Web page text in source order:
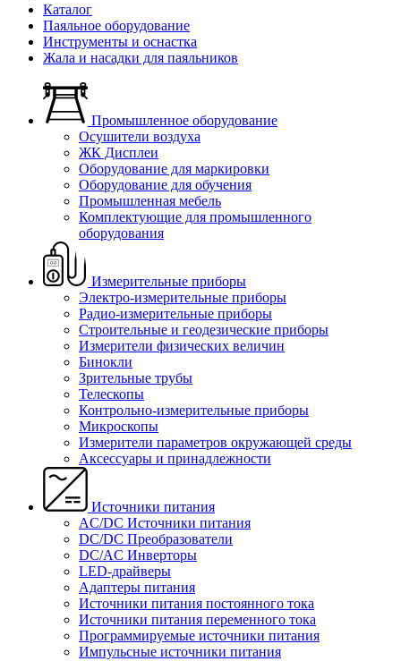
Каталог
Паяльное оборудование
Инструменты и оснастка
Жала и насадки для паяльников
Промышленное оборудование
Осушители воздуха
ЖК Дисплеи
Оборудование для маркировки
Оборудование для обучения
Промышленная мебель
Комплектующие для промышленного
оборудования
Измерительные приборы
Электро-измерительные приборы
Радио-измерительные приборы
Строительные и геодезические приборы
Измерители физических величин
Бинокли
Зрительные трубы
Телескопы
Контрольно-измерительные приборы
Микроскопы
Измерители параметров окружающей среды
Аксессуары и принадлежности
Источники питания
AC/DC Источники питания
DC/DC Преобразователи
DC/AC Инверторы
LED-драйверы
Адаптеры питания
Источники питания постоянного тока
Источники питания переменного тока
Программируемые источники питания
Импульсные источники питания